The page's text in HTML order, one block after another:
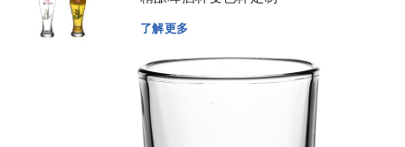
了解更多